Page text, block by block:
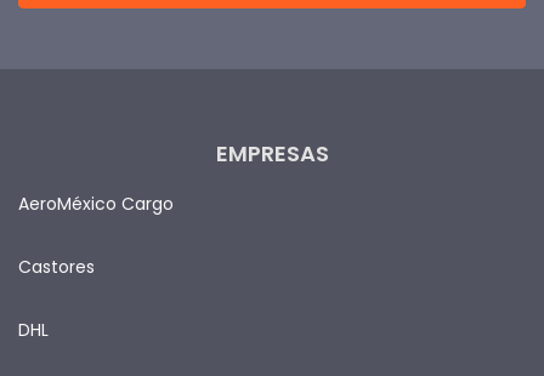
EMPRESAS
AeroMéxico Cargo
Castores
DHL